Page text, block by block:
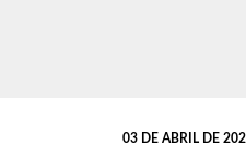
03 DE ABRIL DE